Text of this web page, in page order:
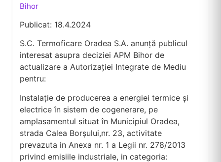
Bihor
Publicat: 18.4.2024
S.C. Termoficare Oradea S.A. anunţă publicul
interesat asupra deciziei APM Bihor de
actualizare a Autorizaţiei Integrate de Mediu
pentru:
Instalație de producerea a energiei termice și
electrice în sistem de cogenerare, pe
amplasamentul situat în Municipiul Oradea,
strada Calea Borșului,nr. 23, activitate
prevazuta in Anexa nr. 1 a Legii nr. 278/2013
privind emisiile industriale, in categoria: